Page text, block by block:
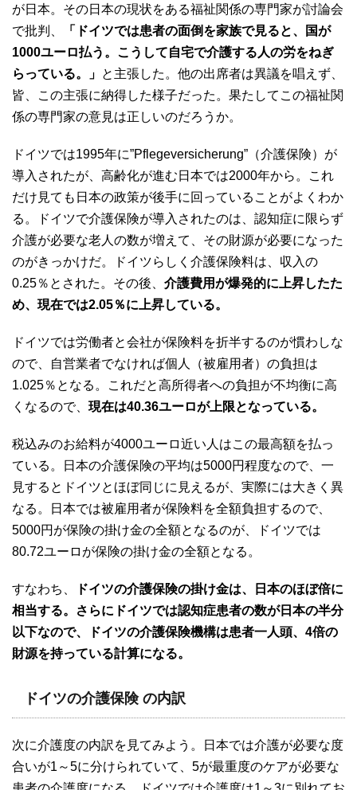
が日本。その日本の現状をある福祉関係の専門家が討論会
で批判、
「ドイツでは患者の面倒を家族で見ると、国が
1000ユーロ払う。こうして自宅で介護する人の労をねぎ
らっている。」 と主張した。他の出席者は異議を唱えず、
皆、この主張に納得した様子だった。果たしてこの福祉関
係の専門家の意見は正しいのだろうか。
ドイツでは1995年に”Pflegeversicherung”（介護保険）が
導入されたが、高齢化が進む日本では2000年から。これ
だけ見ても日本の政策が後手に回っていることがよくわか
る。ドイツで介護保険が導入されたのは、認知症に限らず
介護が必要な老人の数が増えて、その財源が必要になった
のがきっかけだ。ドイツらしく介護保険料は、収入の
0.25％とされた。その後、 介護費用が爆発的に上昇したた
め、現在では2.05％に上昇している。
ドイツでは労働者と会社が保険料を折半するのが慣わしな
ので、自営業者でなければ個人（被雇用者）の負担は
1.025％となる。これだと高所得者への負担が不均衡に高
くなるので、 現在は40.36ユーロが上限となっている。
税込みのお給料が4000ユーロ近い人はこの最高額を払っ
ている。日本の介護保険の平均は5000円程度なので、一
見するとドイツとほぼ同じに見えるが、実際には大きく異
なる。日本では被雇用者が保険料を全額負担するので、
5000円が保険の掛け金の全額となるのが、ドイツでは
80.72ユーロが保険の掛け金の全額となる。
すなわち、
ドイツの介護保険の掛け金は、日本のほぼ倍に
相当する。さらにドイツでは認知症患者の数が日本の半分
以下なので、ドイツの介護保険機構は患者一人頭、4倍の
財源を持っている計算になる。
ドイツの介護保険 の内訳
次に介護度の内訳を見てみよう。日本では介護が必要な度
合いが1～5に分けられていて、5が最重度のケアが必要な